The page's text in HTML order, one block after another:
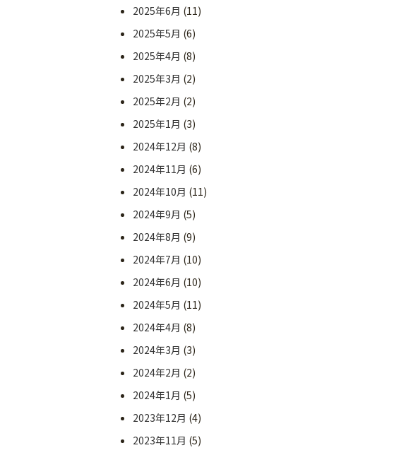
2025年6月 (11)
2025年5月 (6)
2025年4月 (8)
2025年3月 (2)
2025年2月 (2)
2025年1月 (3)
2024年12月 (8)
2024年11月 (6)
2024年10月 (11)
2024年9月 (5)
2024年8月 (9)
2024年7月 (10)
2024年6月 (10)
2024年5月 (11)
2024年4月 (8)
2024年3月 (3)
2024年2月 (2)
2024年1月 (5)
2023年12月 (4)
2023年11月 (5)